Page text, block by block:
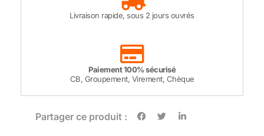
Livraison rapide, sous 2 jours ouvrés
Paiement 100% sécurisé
CB, Groupement, Virement, Chèque
Partager ce produit :